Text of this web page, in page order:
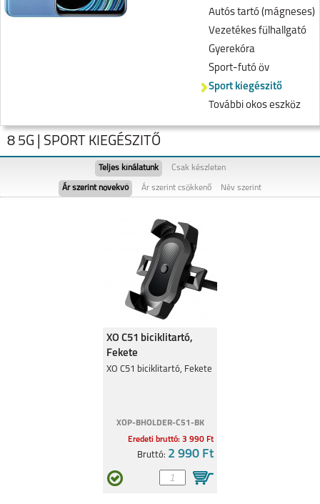
Autós tartó (mágneses)
Vezetékes fülhallgató
Gyerekóra
Sport-futó öv
Sport kiegészitő
További okos eszköz
REALME NOTE 50
REALME 9 PRO 5G
REALME 9 5G
8 5G | SPORT KIEGÉSZITŐ
Teljes kínálatunk Csak készleten
Ár szerint növekvő Ár szerint csökkenő Név szerint
XO C51 biciklitartó,
Fekete
XO C51 biciklitartó, Fekete
XOP-BHOLDER-C51-BK
Eredeti bruttó: 3 990 Ft
Bruttó: 2 990 Ft